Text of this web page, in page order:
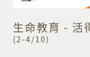
生命教育 - 活
(2-4/10)